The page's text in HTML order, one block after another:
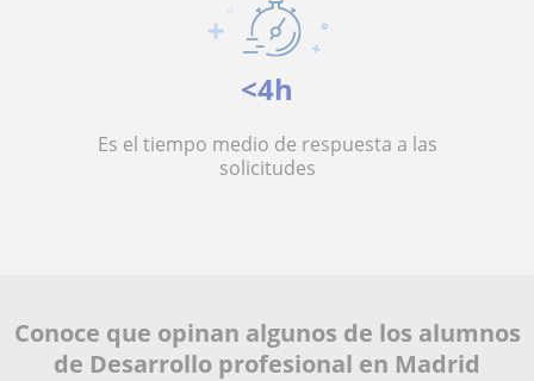
<4h
Es el tiempo medio de respuesta a las
solicitudes
Conoce que opinan algunos de los alumnos
de Desarrollo profesional en Madrid